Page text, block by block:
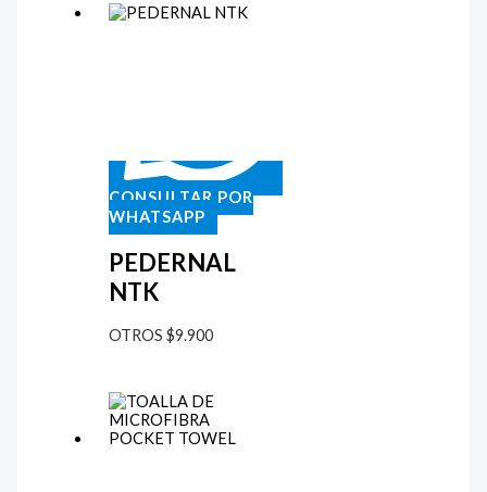
CONSULTAR POR
WHATSAPP
PEDERNAL
NTK
OTROS $9.900